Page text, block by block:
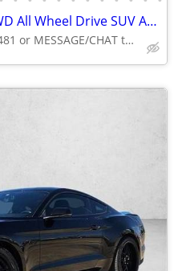
2024 Hyundai Tucson SEL AWD All Wheel Drive SUV AUTONATION
Call (844) 335-2481 or MESSAGE/CHAT to confirm availability